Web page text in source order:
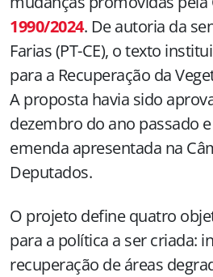
1990/2024. De autoria da
Farias (PT-CE), o texto
para a Recuperação da
A proposta havia sido
dezembro do ano passado
emenda apresentada na
Deputados.
O projeto define quatro
para a política a ser criada:
recuperação de áreas